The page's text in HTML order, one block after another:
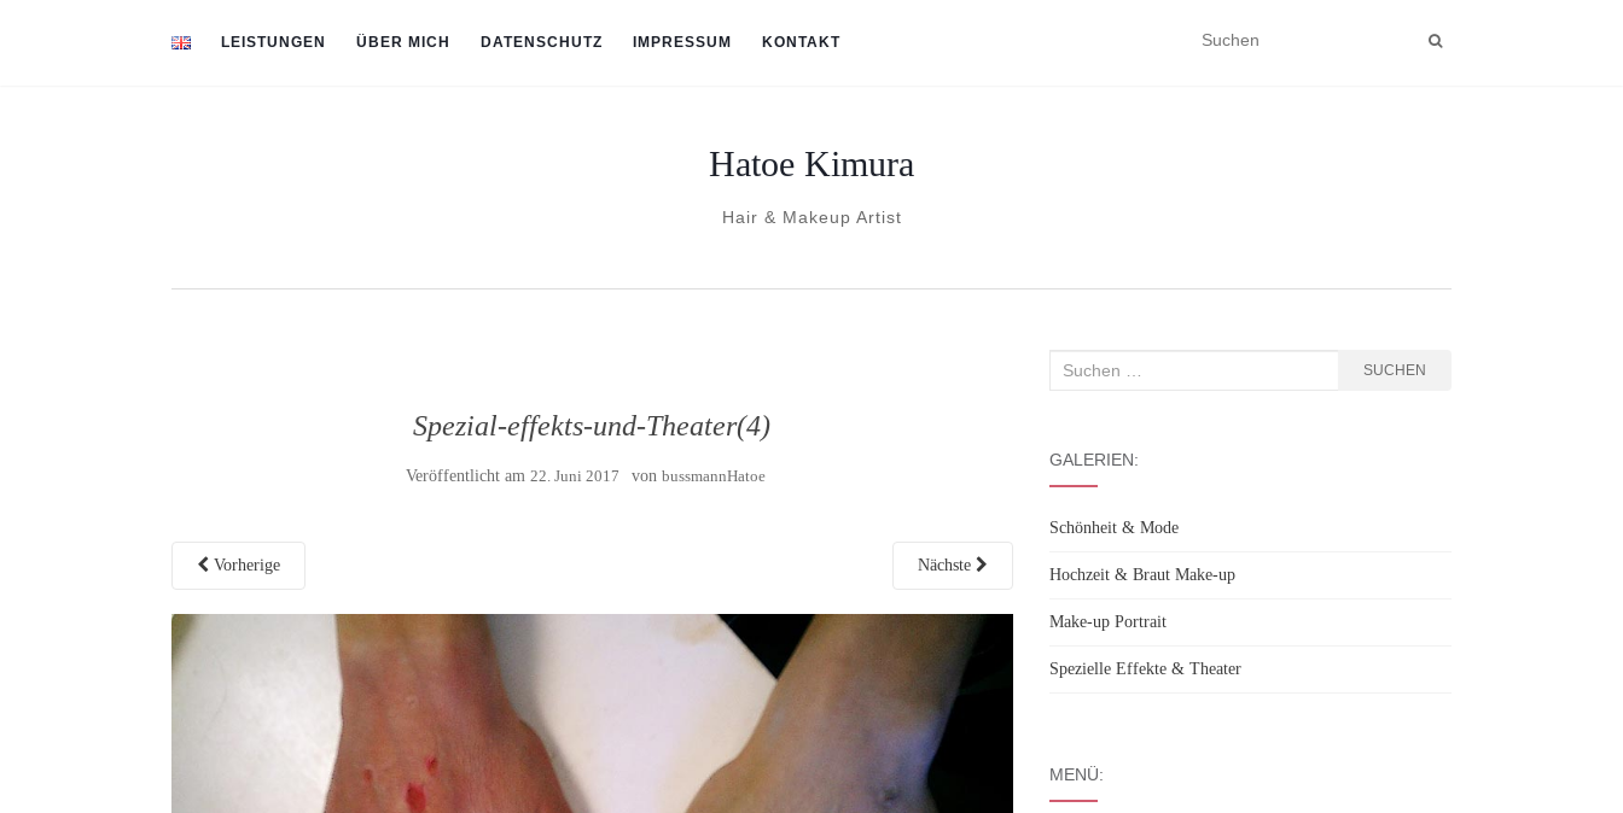
LEISTUNGEN ÜBER MICH DATENSCHUTZ IMPRESSUM KONTAKT
Hatoe Kimura
Hair & Makeup Artist
Spezial-effekts-und-Theater(4)
Veröffentlicht am22. Juni 2017 vonbussmannHatoe
Vorherige Nächste
Suchen
SUCHEN
GALERIEN:
Schönheit & Mode
Hochzeit & Braut Make-up
Make-up Portrait
Spezielle Effekte & Theater
MENÜ: